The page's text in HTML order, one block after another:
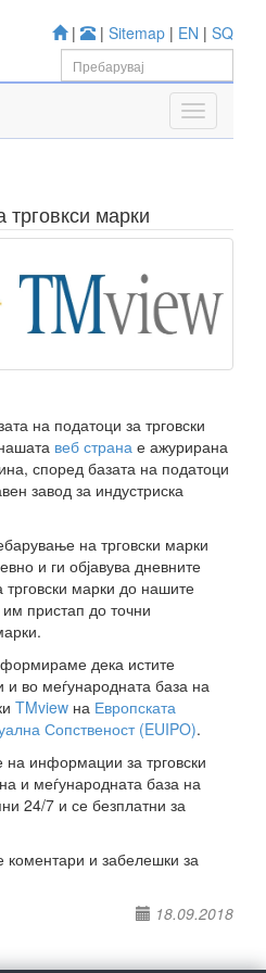
| | Sitemap | EN | SQ
марки
на податоци за трговски
веб страна е ажурирана
според базата на податоци
завод за индустриска
на трговски марки
и ги објавува дневните
марки до нашите
пристап до точни
дека истите
во меѓународната база на
TMview на Европската
Сопственост (EUIPO).
на информации за трговски
и меѓународната база на
24/7 и се безплатни за
и забелешки за
18.09.2018